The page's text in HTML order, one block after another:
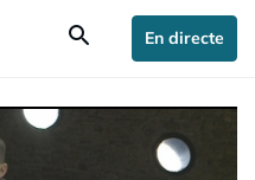
search En directe